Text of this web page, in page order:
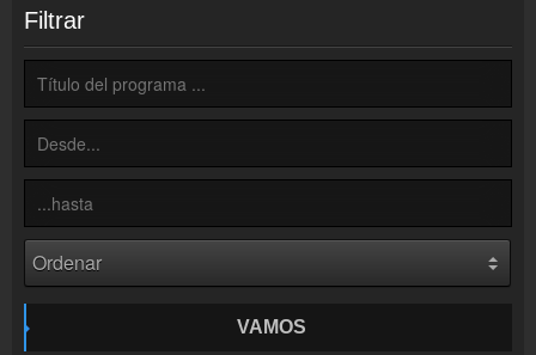
Colaboración
¡Envía tu radio!
Inserción de la radio
Inclúyelo a tu sitio web
Filtrar
VAMOS